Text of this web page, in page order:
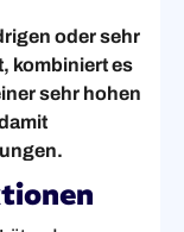
oder sehr
kombiniert es
sehr hohen